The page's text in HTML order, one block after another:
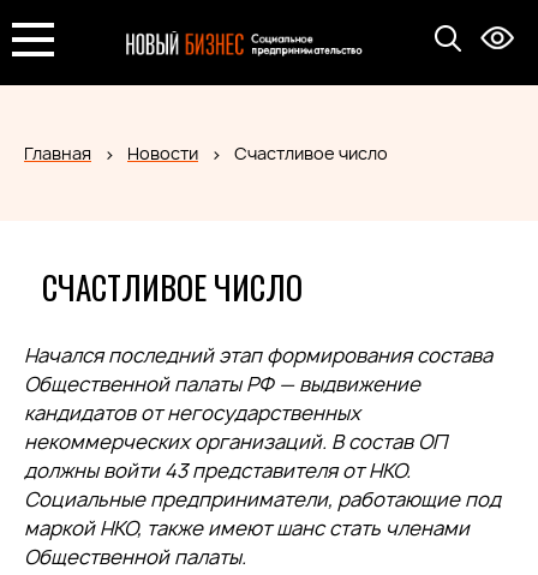
Главная Новости Счастливое число
СЧАСТЛИВОЕ ЧИСЛО
Начался последний этап формирования состава
Общественной палаты РФ — выдвижение
кандидатов от негосударственных
некоммерческих организаций. В состав ОП
должны войти 43 представителя от НКО.
Социальные предприниматели, работающие под
маркой НКО, также имеют шанс стать членами
Общественной палаты.